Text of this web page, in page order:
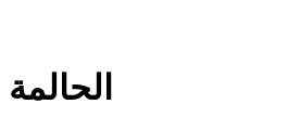
الحالمة